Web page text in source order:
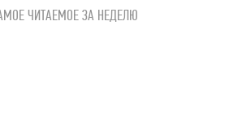
ЧИТАЕМОЕ ЗА НЕДЕЛЮ